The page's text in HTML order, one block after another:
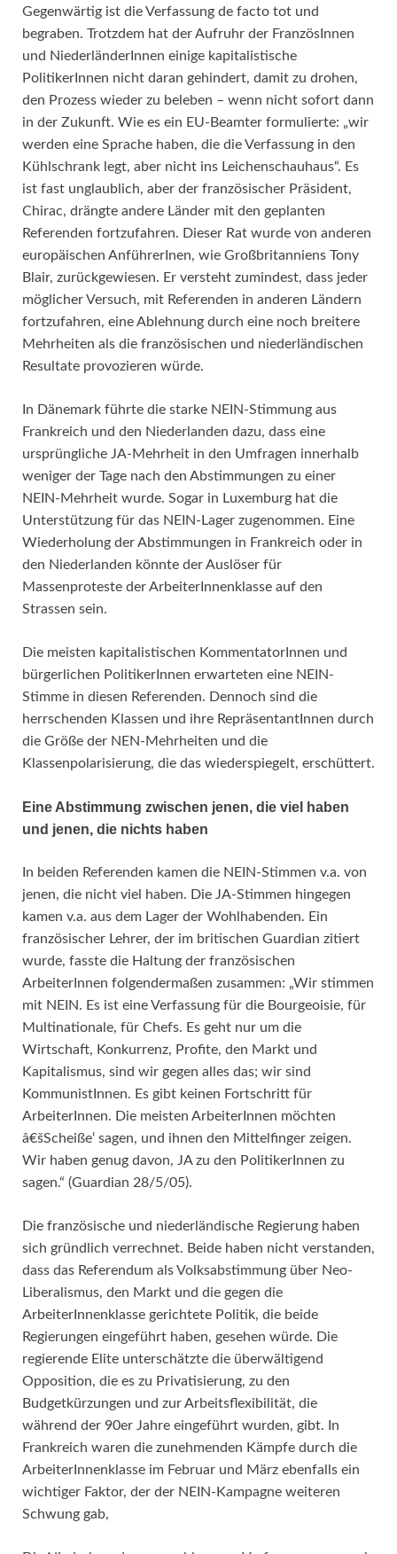
Gegenwärtig ist die Verfassung de facto tot und
begraben. Trotzdem hat der Aufruhr der FranzösInnen
und NiederländerInnen einige kapitalistische
PolitikerInnen nicht daran gehindert, damit zu drohen,
den Prozess wieder zu beleben – wenn nicht sofort dann
in der Zukunft. Wie es ein EU-Beamter formulierte: „wir
werden eine Sprache haben, die die Verfassung in den
Kühlschrank legt, aber nicht ins Leichenschauhaus“. Es
ist fast unglaublich, aber der französischer Präsident,
Chirac, drängte andere Länder mit den geplanten
Referenden fortzufahren. Dieser Rat wurde von anderen
europäischen AnführerInen, wie Großbritanniens Tony
Blair, zurückgewiesen. Er versteht zumindest, dass jeder
möglicher Versuch, mit Referenden in anderen Ländern
fortzufahren, eine Ablehnung durch eine noch breitere
Mehrheiten als die französischen und niederländischen
Resultate provozieren würde.
In Dänemark führte die starke NEIN-Stimmung aus
Frankreich und den Niederlanden dazu, dass eine
ursprüngliche JA-Mehrheit in den Umfragen innerhalb
weniger der Tage nach den Abstimmungen zu einer
NEIN-Mehrheit wurde. Sogar in Luxemburg hat die
Unterstützung für das NEIN-Lager zugenommen. Eine
Wiederholung der Abstimmungen in Frankreich oder in
den Niederlanden könnte der Auslöser für
Massenproteste der ArbeiterInnenklasse auf den
Strassen sein.
Die meisten kapitalistischen KommentatorInnen und
bürgerlichen PolitikerInnen erwarteten eine NEIN-
Stimme in diesen Referenden. Dennoch sind die
herrschenden Klassen und ihre RepräsentantInnen durch
die Größe der NEN-Mehrheiten und die
Klassenpolarisierung, die das wiederspiegelt, erschüttert.
Eine Abstimmung zwischen jenen, die viel haben
und jenen, die nichts haben
In beiden Referenden kamen die NEIN-Stimmen v.a. von
jenen, die nicht viel haben. Die JA-Stimmen hingegen
kamen v.a. aus dem Lager der Wohlhabenden. Ein
französischer Lehrer, der im britischen Guardian zitiert
wurde, fasste die Haltung der französischen
ArbeiterInnen folgendermaßen zusammen: „Wir stimmen
mit NEIN. Es ist eine Verfassung für die Bourgeoisie, für
Multinationale, für Chefs. Es geht nur um die
Wirtschaft, Konkurrenz, Profite, den Markt und
Kapitalismus, sind wir gegen alles das; wir sind
KommunistInnen. Es gibt keinen Fortschritt für
ArbeiterInnen. Die meisten ArbeiterInnen möchten
â€šScheiße‘ sagen, und ihnen den Mittelfinger zeigen.
Wir haben genug davon, JA zu den PolitikerInnen zu
sagen.“ (Guardian 28/5/05).
Die französische und niederländische Regierung haben
sich gründlich verrechnet. Beide haben nicht verstanden,
dass das Referendum als Volksabstimmung über Neo-
Liberalismus, den Markt und die gegen die
ArbeiterInnenklasse gerichtete Politik, die beide
Regierungen eingeführt haben, gesehen würde. Die
regierende Elite unterschätzte die überwältigend
Opposition, die es zu Privatisierung, zu den
Budgetkürzungen und zur Arbeitsflexibilität, die
während der 90er Jahre eingeführt wurden, gibt. In
Frankreich waren die zunehmenden Kämpfe durch die
ArbeiterInnenklasse im Februar und März ebenfalls ein
wichtiger Faktor, der der NEIN-Kampagne weiteren
Schwung gab,